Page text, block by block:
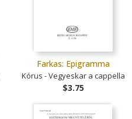
Farkas: Epigramma
Kórus - Vegyeskar a cappella
$3.75